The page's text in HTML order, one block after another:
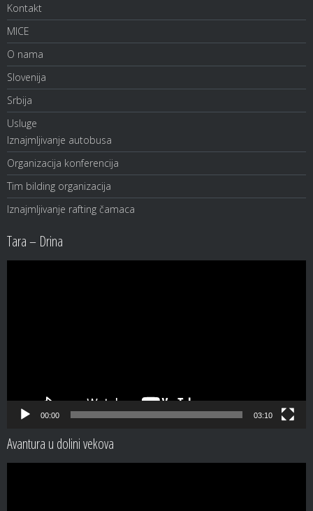
Kontakt
MICE
O nama
Slovenija
Srbija
Usluge
Iznajmljivanje autobusa
Organizacija konferencija
Tim bilding organizacija
Iznajmljivanje rafting čamaca
Tara – Drina
00:00 03:10
Avantura u dolini vekova